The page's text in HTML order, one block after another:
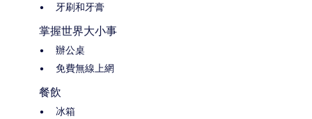
牙刷和牙膏
掌握世界大小事
辦公桌
免費無線上網
餐飲
冰箱